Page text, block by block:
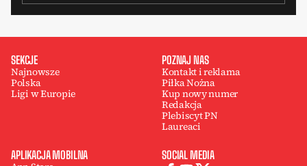
SEKCJE
Najnowsze
Polska
Ligi w Europie
POZNAJ NAS
Kontakt i reklama
Piłka Nożna
Kup nowy numer
Redakcja
Plebiscyt PN
Laureaci
APLIKACJA MOBILNA SOCIAL MEDIA